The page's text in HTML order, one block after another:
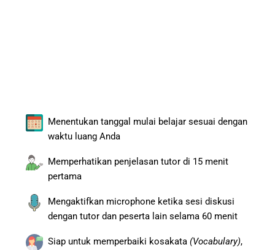
Menentukan tanggal mulai belajar sesuai dengan
waktu luang Anda
Memperhatikan penjelasan tutor di 15 menit
pertama
Mengaktifkan microphone ketika sesi diskusi
dengan tutor dan peserta lain selama 60 menit
Siap untuk memperbaiki kosakata (Vocabulary),